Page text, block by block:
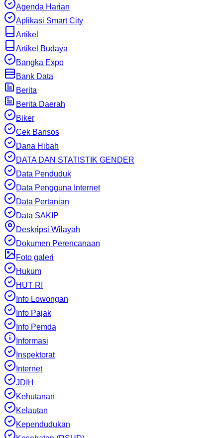
Agenda Harian
Aplikasi Smart City
Artikel
Artikel Budaya
Bangka Expo
Bank Data
Berita
Berita Daerah
Biker
Cek Bansos
Dana Hibah
DATA DAN STATISTIK GENDER
Data Penduduk
Data Pengguna Internet
Data Pertanian
Data SAKIP
Deskripsi Wilayah
Dokumen Perencanaan
Foto galeri
Hukum
HUT RI
Info Lowongan
Info Pajak
Info Pemda
Informasi
Inspektorat
Internet
JDIH
Kehutanan
Kelautan
Kependudukan